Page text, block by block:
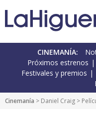
CINEMANÍA:
Próximos estrenos
Festivales y premios
Cinemanía > Daniel Craig >